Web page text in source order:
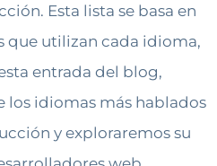
Esta lista se basa en
que utilizan cada idioma,
entrada del blog,
los idiomas más hablados
y exploraremos su